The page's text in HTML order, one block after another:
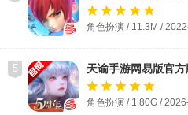
角色扮演 / 11.3M /
5 天谕手游网易版官方
角色扮演 / 1.80G /